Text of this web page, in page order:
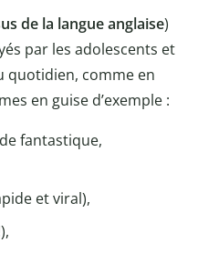
de la langue anglaise)
par les adolescents et
quotidien, comme en
en guise d’exemple :
fantastique,
et viral),